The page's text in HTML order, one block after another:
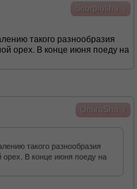
Scorpiosha
такого разнообразия
орех. В конце июня поеду на
ОльгаSha
такого разнообразия
орех. В конце июня поеду на